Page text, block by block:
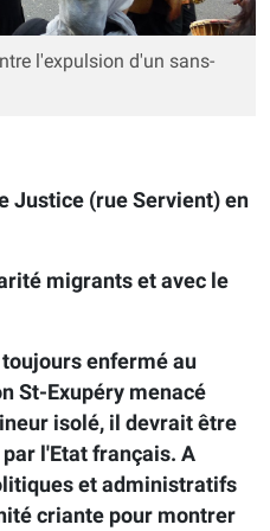
l'expulsion d'un sans-
Justice (rue Servient) en
migrants et avec le
enfermé au
St-Exupéry menacé
isolé, il devrait être
l'Etat français. A
et administratifs
criante pour montrer